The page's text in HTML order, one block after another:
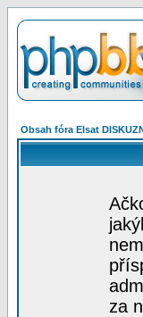
Obsah fóra Elsat
za